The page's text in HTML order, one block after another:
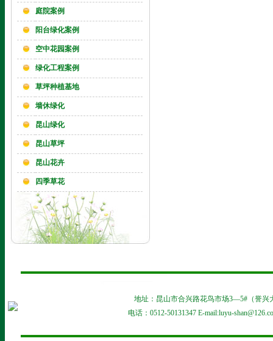
庭院案例
阳台绿化案例
空中花园案例
绿化工程案例
草坪种植基地
墙休绿化
昆山绿化
昆山草坪
昆山花卉
四季草花
地址：昆山市合兴路花鸟市场3—5#（誉兴
电话：0512-50131347 E-mail:luyu-